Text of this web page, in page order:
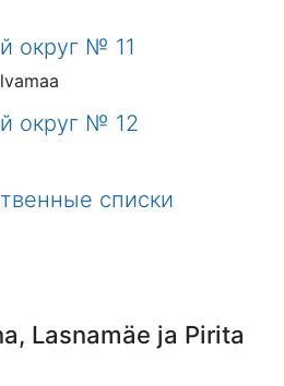
округ № 11
округ № 12
списки
Lasnamäe ja Pirita